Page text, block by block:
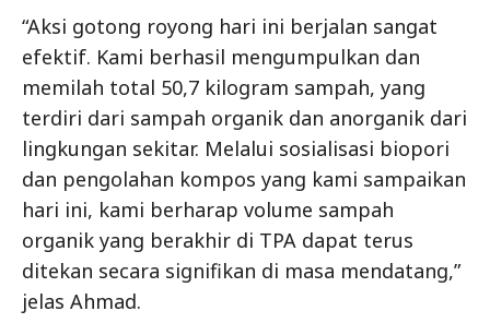
“Aksi gotong royong hari ini berjalan sangat
efektif. Kami berhasil mengumpulkan dan
memilah total 50,7 kilogram sampah, yang
terdiri dari sampah organik dan anorganik dari
lingkungan sekitar. Melalui sosialisasi biopori
dan pengolahan kompos yang kami sampaikan
hari ini, kami berharap volume sampah
organik yang berakhir di TPA dapat terus
ditekan secara signifikan di masa mendatang,”
jelas Ahmad.